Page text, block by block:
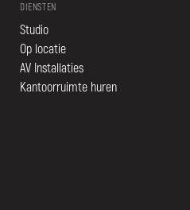
DIENSTEN
Studio
Op locatie
AV Installaties
Kantoorruimte huren